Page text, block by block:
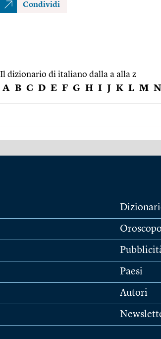
Condividi
Il dizionario di italiano dalla a alla z
A B C D E F G H I J K L M N
Oroscopo
Paesi
Autori